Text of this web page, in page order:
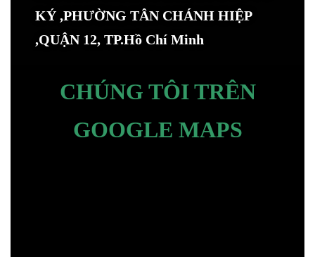
KÝ ,PHƯỜNG TÂN CHÁNH HIỆP
,QUẬN 12, TP.Hồ Chí Minh
CHÚNG TÔI TRÊN
GOOGLE MAPS